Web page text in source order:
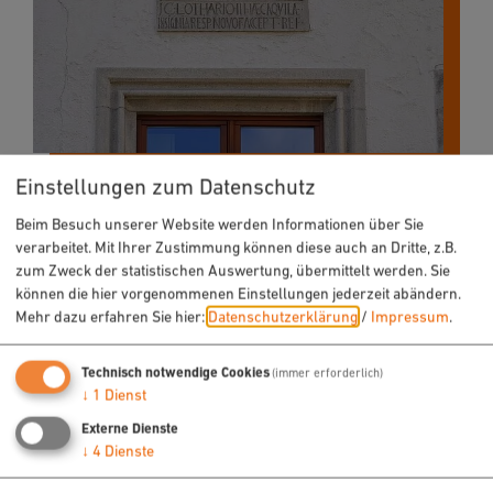
Einstellungen zum Datenschutz
Beim Besuch unserer Website werden Informationen über Sie
verarbeitet. Mit Ihrer Zustimmung können diese auch an Dritte, z.B.
zum Zweck der statistischen Auswertung, übermittelt werden. Sie
können die hier vorgenommenen Einstellungen jederzeit abändern.
Mehr dazu erfahren Sie hier: Datenschutzerklärung / Impressum.
Technisch notwendige Cookies(immer erforderlich)
↓ 1 Dienst
Externe Dienste
↓ 4 Dienste